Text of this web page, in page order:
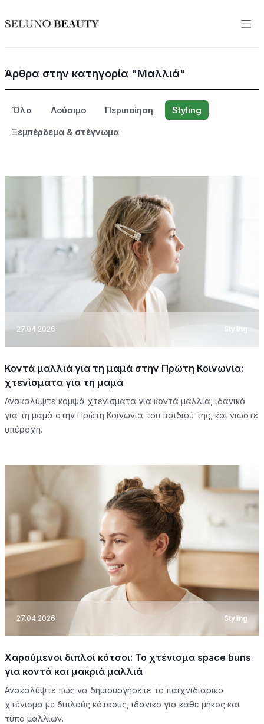
Άρθρα στην κατηγορία "Μαλλιά"
Όλα Λούσιμο Περιποίηση Styling
Ξεμπέρδεμα & στέγνωμα
27.04.2026 Styling
Κοντά μαλλιά για τη μαμά στην Πρώτη Κοινωνία:
χτενίσματα για τη μαμά
Ανακαλύψτε κομψά χτενίσματα για κοντά μαλλιά, ιδανικά
για τη μαμά στην Πρώτη Κοινωνία του παιδιού της, και νιώστε
υπέροχη.
27.04.2026 Styling
Χαρούμενοι διπλοί κότσοι: Το χτένισμα space buns
για κοντά και μακριά μαλλιά
Ανακαλύψτε πώς να δημιουργήσετε το παιχνιδιάρικο
χτένισμα με διπλούς κότσους, ιδανικό για κάθε μήκος και
τύπο μαλλιών.